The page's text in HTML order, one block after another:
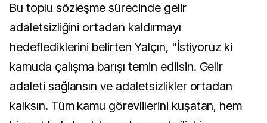
Bu toplu sözleşme sürecinde gelir
adaletsizliğini ortadan kaldırmayı
hedeflediklerini belirten Yalçın, "İstiyoruz ki
kamuda çalışma barışı temin edilsin. Gelir
adaleti sağlansın ve adaletsizlikler ortadan
kalksın. Tüm kamu görevlilerini kuşatan, hem